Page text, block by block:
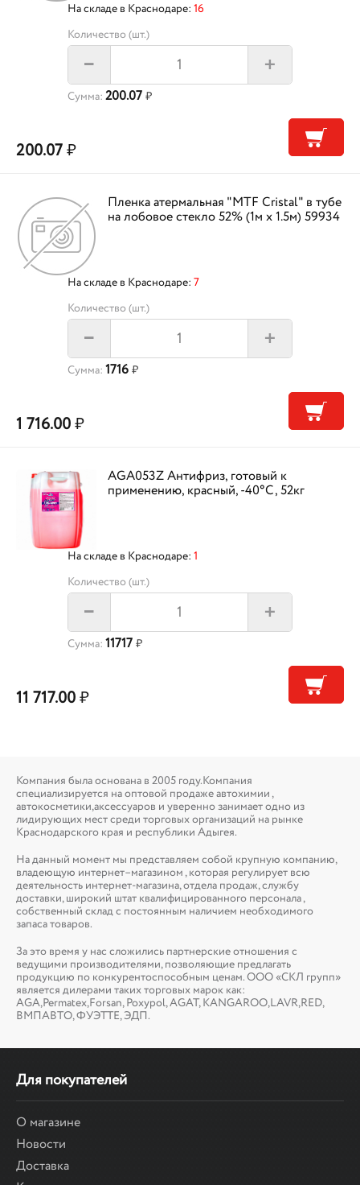
На складе в Краснодаре: 16
Количество (шт.)
– +
Сумма: 200.07 ₽
200.07₽
Пленка атермальная "MTF Cristal" в тубе
на лобовое стекло 52% (1м х 1.5м) 59934
На складе в Краснодаре: 7
Количество (шт.)
– +
Сумма: 1716 ₽
1 716.00₽
AGA053Z Антифриз, готовый к
применению, красный, -40°С, 52кг
На складе в Краснодаре: 1
Количество (шт.)
– +
Сумма: 11717 ₽
11 717.00₽
Компания была основана в 2005 году.Компания
специализируется на оптовой продаже автохимии ,
автокосметики,аксессуаров и уверенно занимает одно из
лидирующих мест среди торговых организаций на рынке
Краснодарского края и республики Адыгея.
На данный момент мы представляем собой крупную компанию,
владеющую интернет–магазином , которая регулирует всю
деятельность интернет-магазина, отдела продаж, службу
доставки, широкий штат квалифицированного персонала ,
собственный склад c постоянным наличием необходимого
запаса товаров.
За это время у нас сложились партнерские отношения с
ведущими производителями, позволяющие предлагать
продукцию по конкурентоспособным ценам. ООО «СКЛ групп»
является дилерами таких торговых марок как:
AGA,Permatex,Forsan, Poxypol, AGAT, KANGAROO,LAVR,RED,
ВМПАВТО, ФУЭТТЕ, ЭДП.
Для покупателей
О магазине
Новости
Доставка